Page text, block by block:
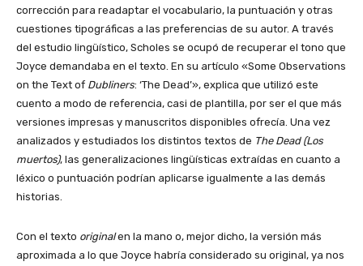
corrección para readaptar el vocabulario, la puntuación y otras
cuestiones tipográficas a las preferencias de su autor. A través
del estudio lingüístico, Scholes se ocupó de recuperar el tono que
Joyce demandaba en el texto. En su artículo «Some Observations
on the Text of Dubliners: ‘The Dead’», explica que utilizó este
cuento a modo de referencia, casi de plantilla, por ser el que más
versiones impresas y manuscritos disponibles ofrecía. Una vez
analizados y estudiados los distintos textos de The Dead (Los
muertos), las generalizaciones lingüísticas extraídas en cuanto a
léxico o puntuación podrían aplicarse igualmente a las demás
historias.
Con el texto originalen la mano o, mejor dicho, la versión más
aproximada a lo que Joyce habría considerado su original, ya nos